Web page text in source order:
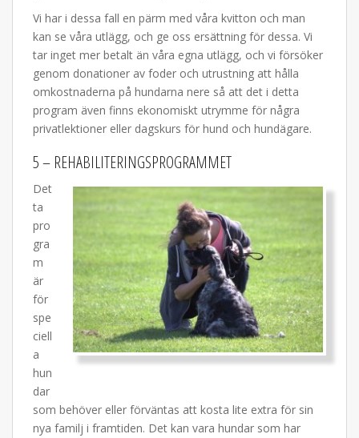
Vi har i dessa fall en pärm med våra kvitton och man
kan se våra utlägg, och ge oss ersättning för dessa. Vi
tar inget mer betalt än våra egna utlägg, och vi försöker
genom donationer av foder och utrustning att hålla
omkostnaderna på hundarna nere så att det i detta
program även finns ekonomiskt utrymme för några
privatlektioner eller dagskurs för hund och hundägare.
5 – REHABILITERINGSPROGRAMMET
Det
ta
pro
gra
m
är
för
spe
ciell
a
hun
dar
som behöver eller förväntas att kosta lite extra för sin
nya familj i framtiden. Det kan vara hundar som har